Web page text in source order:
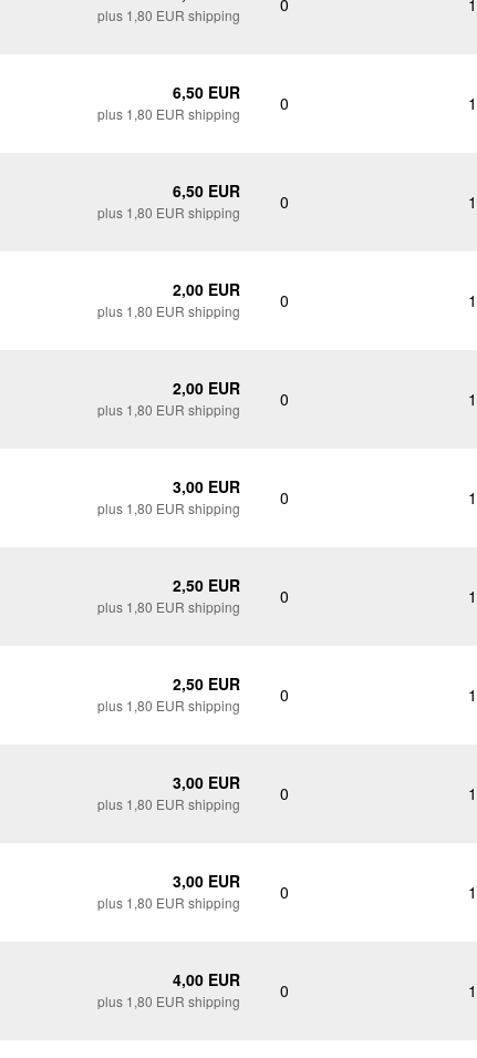
plus 1,80 EUR shipping 0
6,50 EUR
plus 1,80 EUR shipping 0
6,50 EUR
plus 1,80 EUR shipping 0
2,00 EUR
plus 1,80 EUR shipping 0
2,00 EUR
plus 1,80 EUR shipping 0
3,00 EUR
plus 1,80 EUR shipping 0
2,50 EUR
plus 1,80 EUR shipping 0
2,50 EUR
plus 1,80 EUR shipping 0
3,00 EUR
plus 1,80 EUR shipping 0
3,00 EUR
plus 1,80 EUR shipping 0
4,00 EUR
plus 1,80 EUR shipping 0